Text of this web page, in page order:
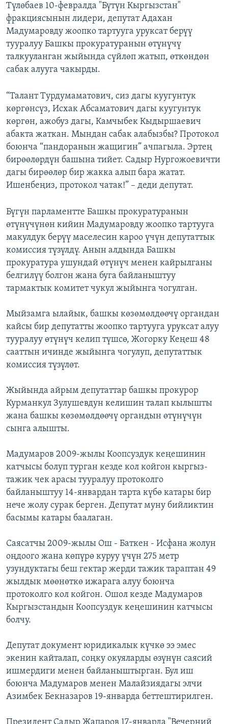
Түлөбаев 10-февралда "Бүтүн Кыргызстан"
фракциясынын лидери, депутат Адахан
Мадумаровду жоопко тартууга уруксат берүү
тууралуу Башкы прокуратуранын өтүнүчү
талкууланган жыйында сүйлөп жатып, өткөндөн
сабак алууга чакырды.
“Талант Турдумаматович, сиз дагы куугунтук
көргөнсүз, Исхак Абсаматович дагы куугунтук
көргөн, ажобуз дагы, Камчыбек Кыдыршаевич
абакта жаткан. Мындан сабак алабызбы? Протокол
боюнча “пандоранын жащигин” ачпагыла. Эртең
бирөөлөрдүн башына тийет. Садыр Нургожоевичти
дагы бирөөлөр бир жакка алып бара жатат.
Ишенбеңиз, протокол чатак!” – деди депутат.
Бүгүн парламентте Башкы прокуратуранын
өтүнүчүнөн кийин Мадумаровду жоопко тартууга
макулдук берүү маселесин кароо үчүн депутаттык
комиссия түзүлдү. Анын алдында Башкы
прокуратура ушундай өтүнүч менен кайрылганы
белгилүү болгон жана буга байланыштуу
тармактык комитет чукул жыйынга чогулган.
Мыйзамга ылайык, башкы көзөмөлдөөчү органдан
кайсы бир депутатты жоопко тартууга уруксат алуу
тууралуу өтүнүч келип түшсө, Жогорку Кеңеш 48
сааттын ичинде жыйынга чогулуп, депутаттык
комиссия түзүлөт.
Жыйында айрым депутаттар башкы прокурор
Курманкул Зулушевдун келишин талап кылышты
жана башкы көзөмөлдөөчү органдын өтүнүчүн
сынга алышты.
Мадумаров 2009-жылы Коопсуздук кеңешинин
катчысы болуп турган кезде кол койгон кыргыз-
тажик чек арасы тууралуу протоколго
байланыштуу 14-январдан тарта күбө катары бир
нече жолу сурак берген. Депутат муну бийликтин
басымы катары баалаган.
Саясатчы 2009-жылы Ош - Баткен - Исфана жолун
оңдоого жана көпүрө куруу үчүн 275 метр
узундуктагы беш гектар жерди тажик тараптан 49
жылдык мөөнөткө ижарага алуу боюнча
протоколго кол койгон. Ошол кезде Мадумаров
Кыргызстандын Коопсуздук кеңешинин катчысы
болчу.
Депутат документ юридикалык күчкө ээ эмес
экенин кайталап, соңку окуяларды өзүнүн саясий
ишмердиги менен байланыштырган. Бул иш
боюнча Мадумаров менен Малайзиядагы элчи
Азимбек Бекназаров 19-январда беттештирилген.